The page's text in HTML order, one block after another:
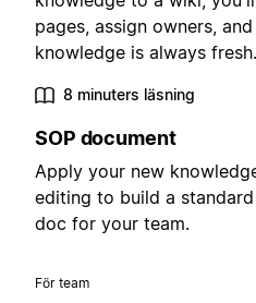
pages, assign owners,
knowledge is always fresh.
8 minuters läsning
SOP document
Apply your new
editing to build a
doc for your team.
För team